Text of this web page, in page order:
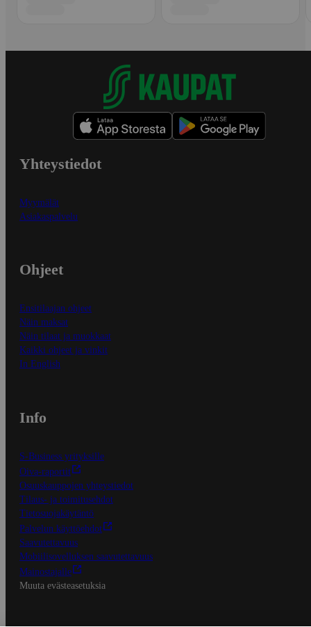
Yhteystiedot
Myymälät
Asiakaspalvelu
Ohjeet
Ensitilaajan ohjeet
Näin maksat
Näin tilaat ja muokkaat
Kaikki ohjeet ja vinkit
In English
Info
S-Business yrityksille
Oiva-raportit
Osuuskauppojen yhteystiedot
Tilaus- ja toimitusehdot
Tietosuojakäytäntö
Palvelun käyttöehdot
Saavutettavuus
Mobiilisovelluksen saavutettavuus
Mainostajalle
Muuta evästeasetuksia